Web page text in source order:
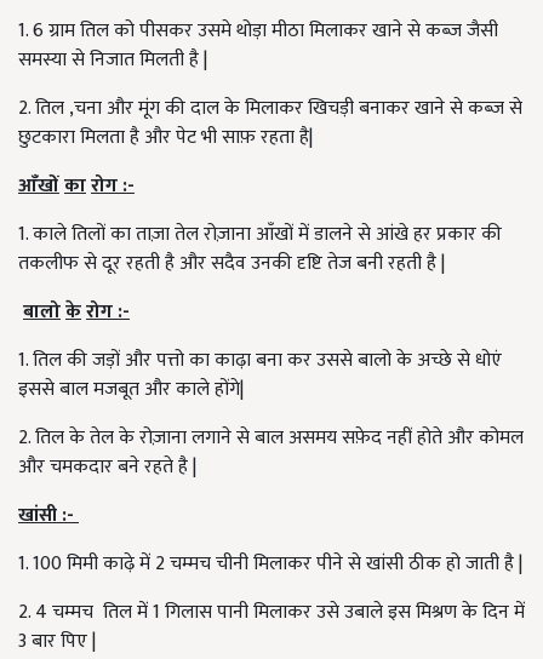
1. 6 ग्राम तिल को पीसकर उसमे थोड़ा मीठा मिलाकर खाने से कब्ज़ जैसी
समस्या से निजात मिलती है |
2. तिल ,चना और मूंग की दाल के मिलाकर खिचड़ी बनाकर खाने से कब्ज़ से
छुटकारा मिलता है और पेट भी साफ़ रहता है|
आँखोंकारोग:-
1. काले तिलों का ताज़ा तेल रोज़ाना आँखों में डालने से आंखे हर प्रकार की
तकलीफ से दूर रहती है और सदैव उनकी दृष्टि तेज बनी रहती है |
बालोकेरोग:-
1. तिल की जड़ों और पत्तो का काढ़ा बना कर उससे बालो के अच्छे से धोएं
इससे बाल मजबूत और काले होंगे|
2. तिल के तेल के रोज़ाना लगाने से बाल असमय सफ़ेद नहीं होते और कोमल
और चमकदार बने रहते है |
खांसी:-
1. 100 मिमी काढ़े में 2 चम्मच चीनी मिलाकर पीने से खांसी ठीक हो जाती है |
2. 4 चम्मच तिल में 1 गिलास पानी मिलाकर उसे उबाले इस मिश्रण के दिन में
3 बार पिए |